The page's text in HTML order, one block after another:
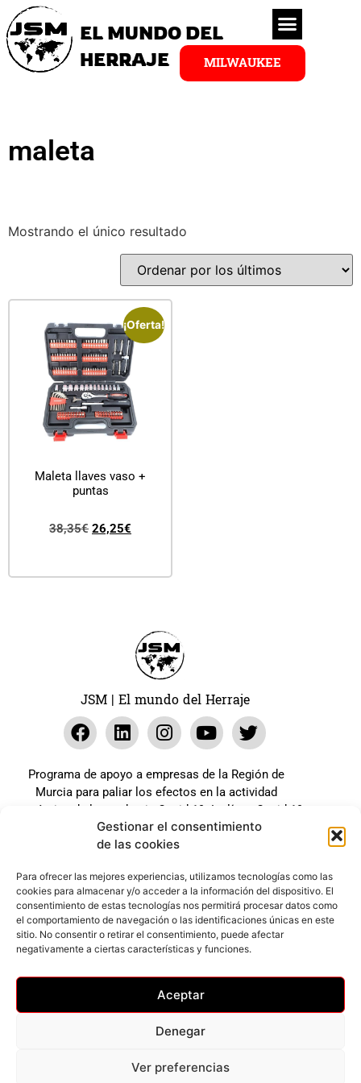
Gestionar el consentimiento
de las cookies
Para ofrecer las mejores experiencias, utilizamos tecnologías como las
cookies para almacenar y/o acceder a la información del dispositivo. El
consentimiento de estas tecnologías nos permitirá procesar datos como
el comportamiento de navegación o las identificaciones únicas en este
sitio. No consentir o retirar el consentimiento, puede afectar
negativamente a ciertas características y funciones.
Aceptar
Denegar
Ver preferencias
EL MUNDO DEL
HERRAJE
MILWAUKEE
maleta
Mostrando el único resultado
¡Oferta!
Maleta llaves vaso +
puntas
38,35€ 26,25€
JSM | El mundo del Herraje
Programa de apoyo a empresas de la Región de
Murcia para paliar los efectos en la actividad
económica de la pandemia Covid-19. La línea Covid-19
coste cero cofinanciada por la unión europea.
Expediente: 2020.07.COSI.0483
Web desarrollada gracias al Programa Kit Digital
Cofinanciado por los Fondos Next Generation (EU) del
–Accesibilidad–Cookies